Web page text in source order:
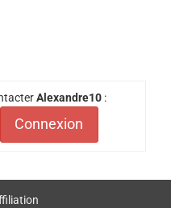
Alexandre10:
Connexion